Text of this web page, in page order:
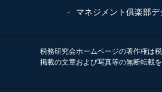
マネジメント俱楽部デ
税務研究会ホームページの著作権は
掲載の文章および写真等の無断転載を